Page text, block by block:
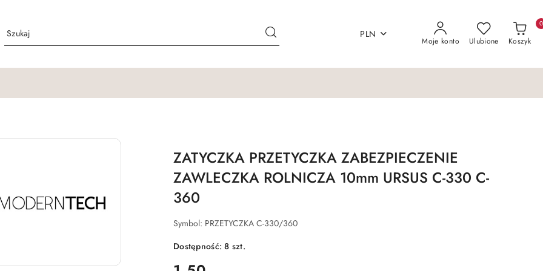
PLN
Moje konto Ulubione Koszyk
0
ZATYCZKA PRZETYCZKA ZABEZPIECZENIE
ZAWLECZKA ROLNICZA 10mm URSUS C-330 C-
360
Symbol: PRZETYCZKA C-330/360
Dostępność:8 szt.